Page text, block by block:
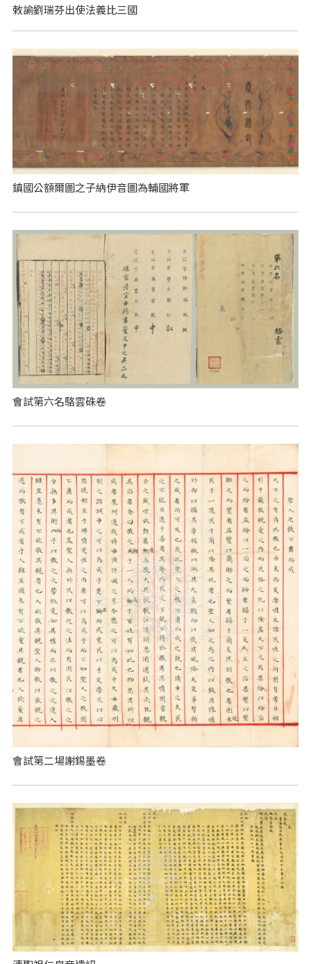
敕諭劉瑞芬出使法義比三國
鎮國公額爾圖之子納伊音圖為輔國將軍
會試第六名駱雲硃卷
會試第二場謝錫墨卷